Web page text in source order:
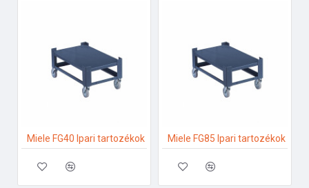
Miele FG40 Ipari tartozékok Miele FG85 Ipari tartozékok